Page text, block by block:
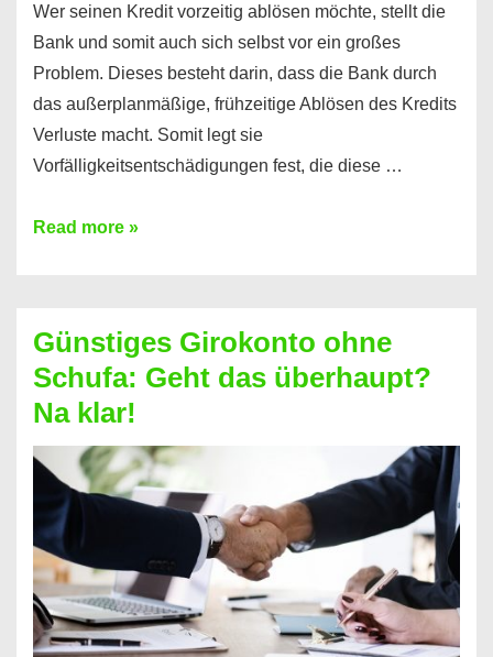
Wer seinen Kredit vorzeitig ablösen möchte, stellt die
Bank und somit auch sich selbst vor ein großes
Problem. Dieses besteht darin, dass die Bank durch
das außerplanmäßige, frühzeitige Ablösen des Kredits
Verluste macht. Somit legt sie
Vorfälligkeitsentschädigungen fest, die diese …
Kredit
dabei
profitieren
–
So
funktioniert’s
Read more »
Günstiges Girokonto ohne
Schufa: Geht das überhaupt?
Na klar!